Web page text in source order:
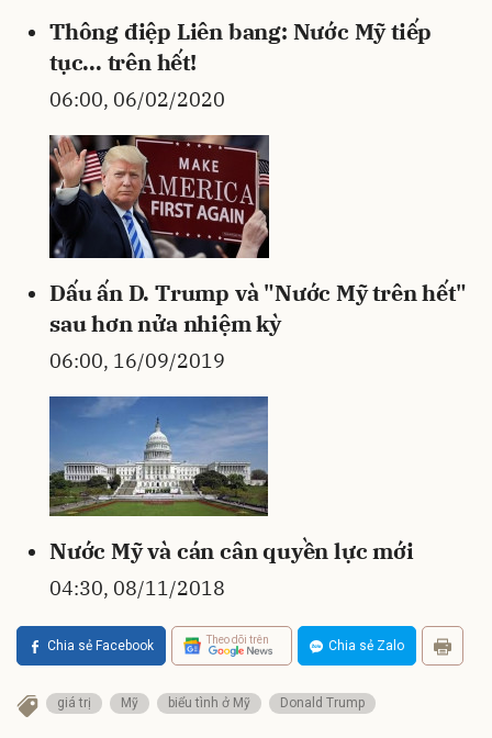
Thông điệp Liên bang: Nước Mỹ tiếp
tục... trên hết!
06:00, 06/02/2020
Dấu ấn D. Trump và "Nước Mỹ trên hết"
sau hơn nửa nhiệm kỳ
06:00, 16/09/2019
Nước Mỹ và cán cân quyền lực mới
04:30, 08/11/2018
Chia sẻ Facebook Theo dõi trên Chia sẻ Zalo
giá trị Mỹ biểu tình ở Mỹ Donald Trump